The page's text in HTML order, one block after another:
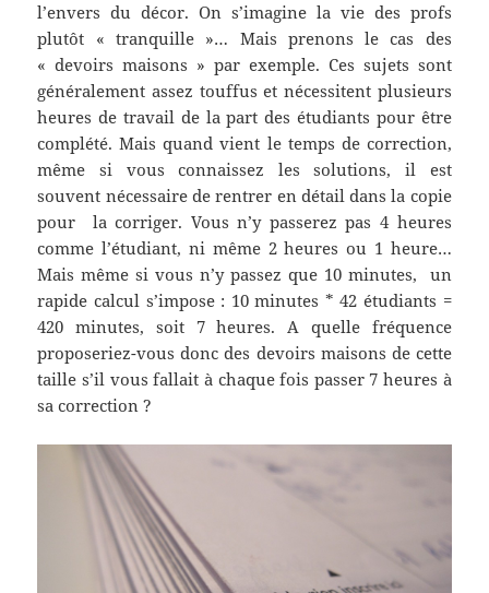
l’envers du décor. On s’imagine la vie des profs
plutôt « tranquille »… Mais prenons le cas des
« devoirs maisons » par exemple. Ces sujets sont
généralement assez touffus et nécessitent plusieurs
heures de travail de la part des étudiants pour être
complété. Mais quand vient le temps de correction,
même si vous connaissez les solutions, il est
souvent nécessaire de rentrer en détail dans la copie
pour la corriger. Vous n’y passerez pas 4 heures
comme l’étudiant, ni même 2 heures ou 1 heure…
Mais même si vous n’y passez que 10 minutes, un
rapide calcul s’impose : 10 minutes * 42 étudiants =
420 minutes, soit 7 heures. A quelle fréquence
proposeriez-vous donc des devoirs maisons de cette
taille s’il vous fallait à chaque fois passer 7 heures à
sa correction ?